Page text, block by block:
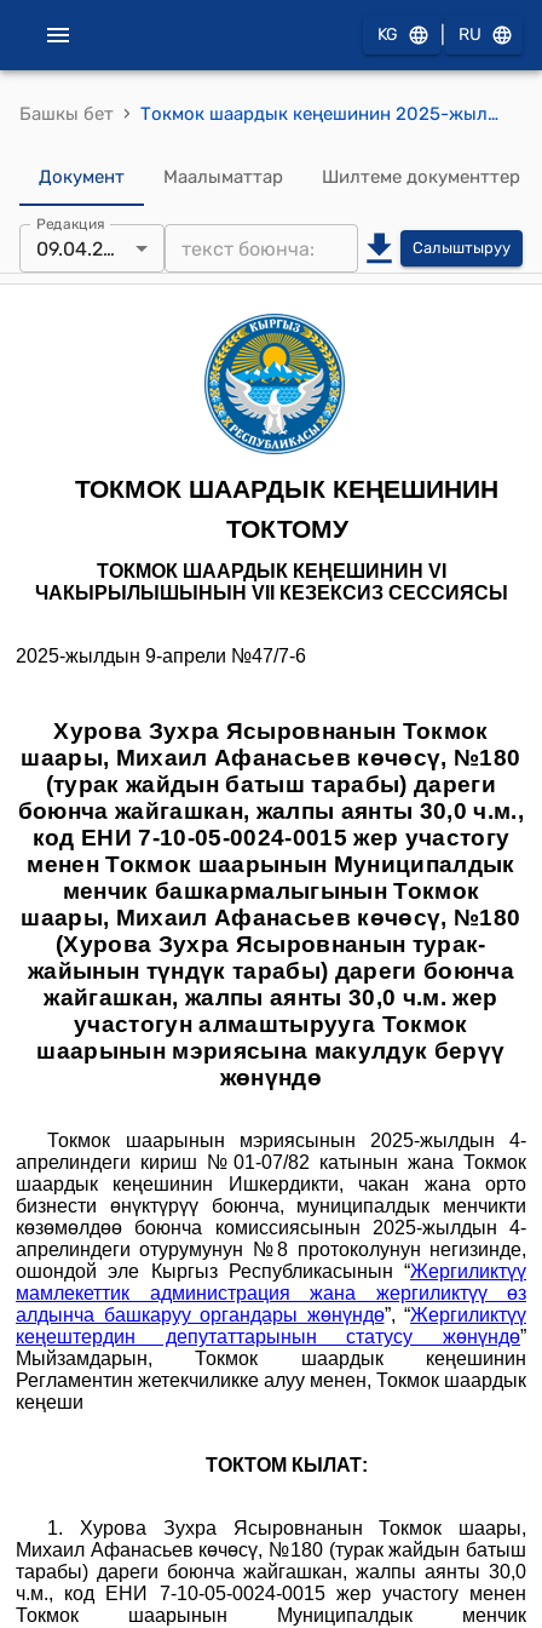
KG RU
Башкы бет › Токмок шаардык кеңешинин 2025-жылдын 9-апрели №47/7-6 "Хурова Зухра Ясыровнанын Токмок шаары, Михаил Афанасьев көчөсү, №180 (турак жайдын батыш тарабы) дареги боюнча жайгашкан, жалпы аянты 30,0 ч.м., код ЕНИ 7-10-05-0024-0015 жер участогу менен Токмок шаарынын Муниципалдык менчик башкармалыгынын Токмок шаары, Михаил Афанасьев көчөсү, №180 (Хурова Зухра Ясыровнанын турак-жайынын түндүк тарабы) дареги боюнча жайгашкан, жалпы аянты 30,0 ч.м. жер участогун алмаштырууга Токмок шаарынын мэриясына макулдук берүү жөнүндө" токтому
Документ Маалыматтар Шилтеме документтер
Редакция
09.04.2025 Салыштыруу